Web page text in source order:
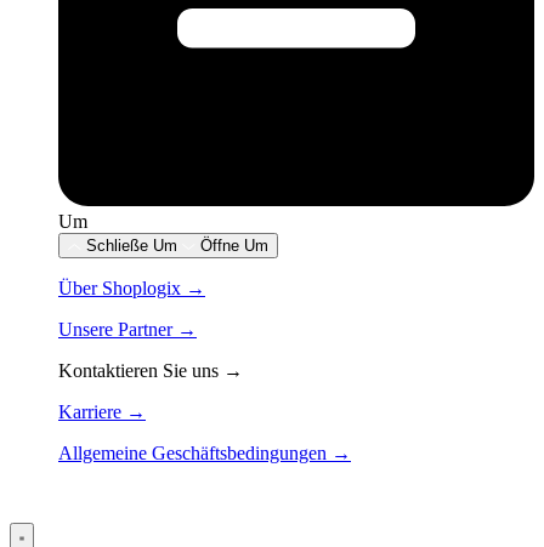
Um
Schließe Um Öffne Um
Über Shoplogix →
Unsere Partner →
Kontaktieren Sie uns →
Karriere →
Allgemeine Geschäftsbedingungen →